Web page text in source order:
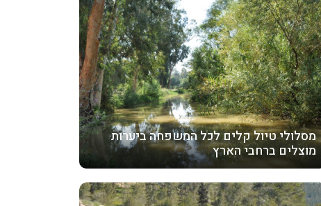
מסלולי טיול קלים לכל המשפחה ביערות
מוצלים ברחבי הארץ